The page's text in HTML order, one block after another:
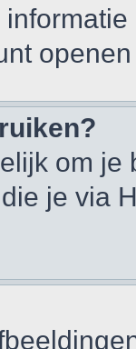
om
je via